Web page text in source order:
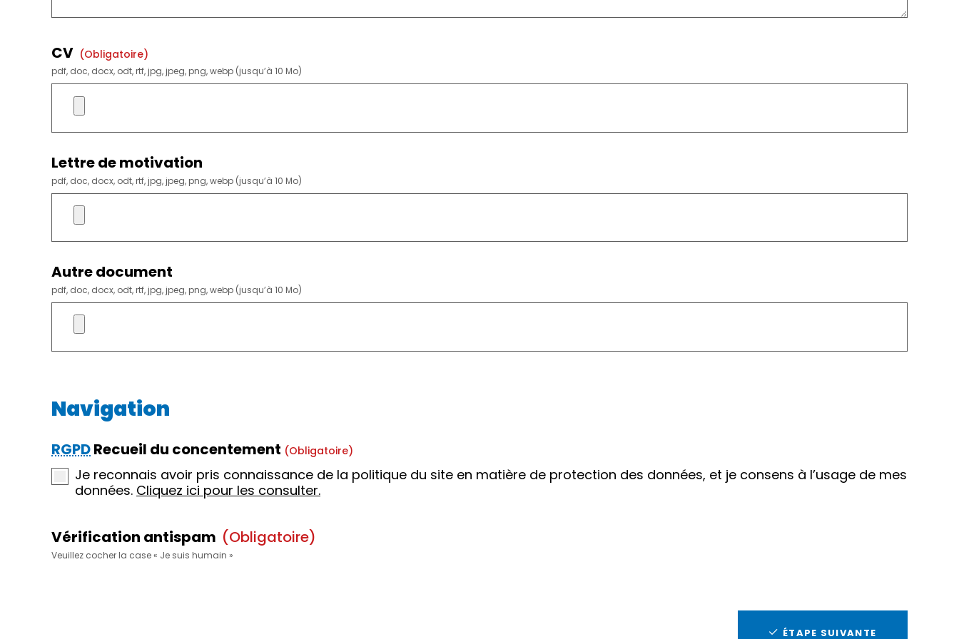
CV (obligatoire)
pdf, doc, docx, odt, rtf, jpg, jpeg, png, webp (jusqu’à 10 Mo)
Lettre de motivation
pdf, doc, docx, odt, rtf, jpg, jpeg, png, webp (jusqu’à 10 Mo)
Autre document
pdf, doc, docx, odt, rtf, jpg, jpeg, png, webp (jusqu’à 10 Mo)
Navigation
RGPDRecueil du concentement (obligatoire)
Je reconnais avoir pris connaissance de la politique du site en matière de protection des données, et je consens à l’usage de mes
données. Cliquez ici pour les consulter.
Vérification antispam (obligatoire)
Veuillez cocher la case « Je suis humain »
ÉTAPE SUIVANTE